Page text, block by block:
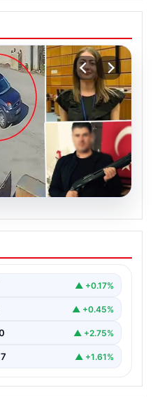
sorgulama ekranı
canlı kilo
fiyatları
ve İl İl Detaylar”,
▲ +0.17%
▲ +0.45%
▲ +2.75%
▲ +1.61%